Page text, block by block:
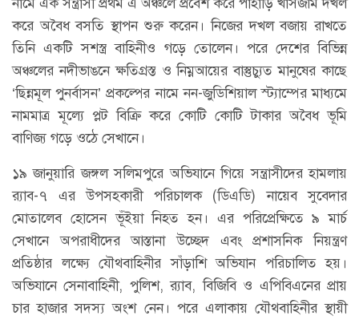
করে অবৈধ বসতি স্থাপন শুরু করেন। নিজের দখল বজায় রাখতে
তিনি একটি সশস্ত্র বাহিনীও গড়ে তোলেন। পরে দেশের বিভিন্ন
অঞ্চলের নদীভাঙনে ক্ষতিগ্রস্ত ও নিম্নআয়ের বাস্তুচ্যুত মানুষের কাছে
‘ছিন্নমূল পুনর্বাসন’ প্রকল্পের নামে নন-জুডিশিয়াল স্ট্যাম্পের মাধ্যমে
নামমাত্র মূল্যে প্লট বিক্রি করে কোটি কোটি টাকার অবৈধ ভূমি
বাণিজ্য গড়ে ওঠে সেখানে।
১৯ জানুয়ারি জঙ্গল সলিমপুরে অভিযানে গিয়ে সন্ত্রাসীদের হামলায়
র‍্যাব-৭ এর উপসহকারী পরিচালক (ডিএডি) নায়েব সুবেদার
মোতালেব হোসেন ভূঁইয়া নিহত হন। এর পরিপ্রেক্ষিতে ৯ মার্চ
সেখানে অপরাধীদের আস্তানা উচ্ছেদ এবং প্রশাসনিক নিয়ন্ত্রণ
প্রতিষ্ঠার লক্ষ্যে যৌথবাহিনীর সাঁড়াশি অভিযান পরিচালিত হয়।
অভিযানে সেনাবাহিনী, পুলিশ, র‍্যাব, বিজিবি ও এপিবিএনের প্রায়
চার হাজার সদস্য অংশ নেন। পরে এলাকায় যৌথবাহিনীর স্থায়ী